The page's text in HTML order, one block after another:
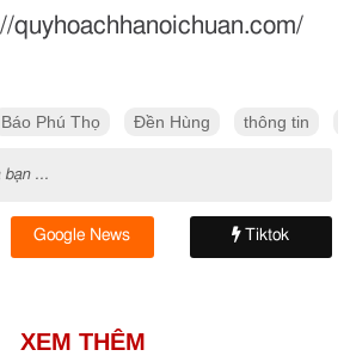
quyhoachhanoichuan.com/
Báo Phú Thọ Đền Hùng thông tin
bạn ...
Google News Tiktok
XEM THÊM